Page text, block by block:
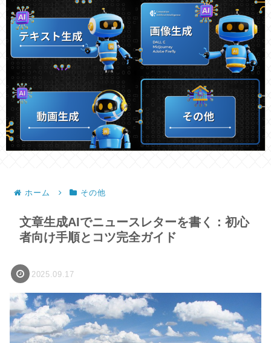
ホーム その他
文章生成AIでニュースレターを書く：初心
者向け手順とコツ完全ガイド
2025.09.17